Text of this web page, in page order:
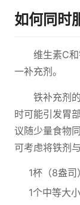
如何同时
维生素C
一补充剂。
铁补充剂
时可能引发胃
议随少量食物
可考虑将铁剂与
1杯（8盎司
1个中等大